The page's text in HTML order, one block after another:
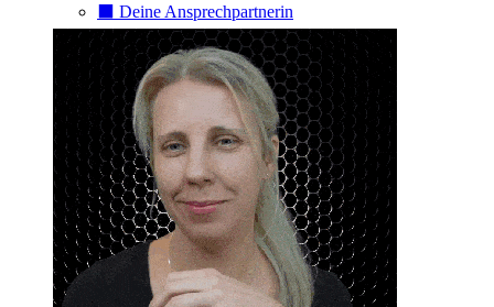
⬛️ Deine Ansprechpartnerin